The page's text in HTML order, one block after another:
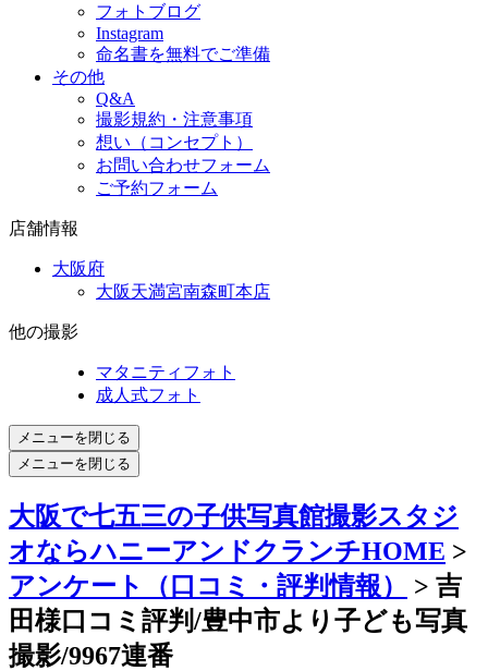
フォトブログ
Instagram
命名書を無料でご準備
その他
Q&A
撮影規約・注意事項
想い（コンセプト）
お問い合わせフォーム
ご予約フォーム
店舗情報
大阪府
大阪天満宮南森町本店
他の撮影
マタニティフォト
成人式フォト
メニューを閉じる
メニューを閉じる
大阪で七五三の子供写真館撮影スタジ
オならハニーアンドクランチHOME >
アンケート（口コミ・評判情報）
> 吉
田様口コミ評判/豊中市より子ども写真
撮影/9967連番